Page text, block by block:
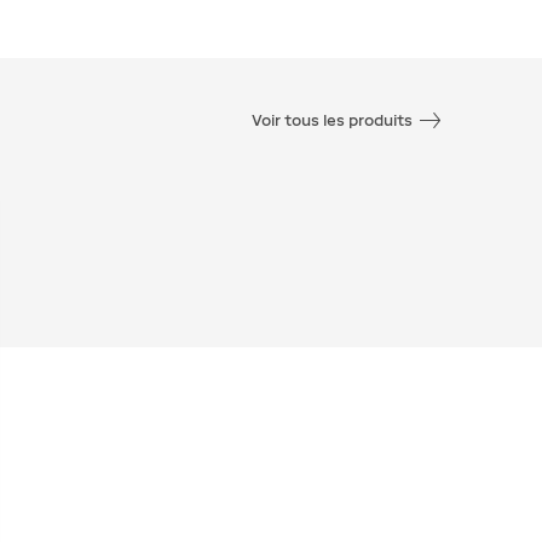
Voir tous les produits